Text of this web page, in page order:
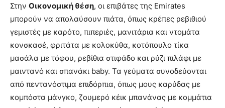
Στην Οικονομική θέση, οι επιβάτες της Emirates
μπορούν να απολαύσουν πιάτα, όπως κρέπες ρεβιθιού
γεμιστές με καρότο, πιπεριές, μανιτάρια και ντομάτα
κονσκασέ, φριτάτα με κολοκύθα, κοτόπουλο τίκα
μασάλα με τόφου, ρεβίθια στιφάδο και ρύζι πιλάφι με
μαιντανό και σπανάκι baby. Τα γεύματα συνοδεύονται
από πεντανόστιμα επιδόρπια, όπως μους καρύδας με
κομπόστα μάνγκο, ζουμερό κέικ μπανάνας με κομμάτια